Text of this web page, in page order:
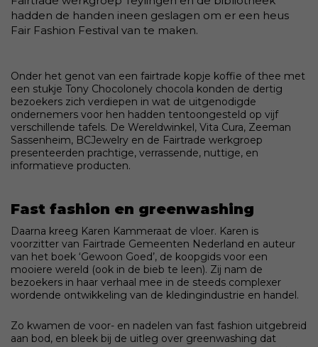
hadden de handen ineen geslagen om er een heus
Fair Fashion Festival van te maken.
Onder het genot van een fairtrade kopje koffie of thee met
een stukje Tony Chocolonely chocola konden de dertig
bezoekers zich verdiepen in wat de uitgenodigde
ondernemers voor hen hadden tentoongesteld op vijf
verschillende tafels. De Wereldwinkel, Vita Cura, Zeeman
Sassenheim, BCJewelry en de Fairtrade werkgroep
presenteerden prachtige, verrassende, nuttige, en
informatieve producten.
Fast fashion en greenwashing
Daarna kreeg Karen Kammeraat de vloer. Karen is
voorzitter van Fairtrade Gemeenten Nederland en auteur
van het boek ‘Gewoon Goed’, de koopgids voor een
mooiere wereld (ook in de bieb te leen). Zij nam de
bezoekers in haar verhaal mee in de steeds complexer
wordende ontwikkeling van de kledingindustrie en handel.
Zo kwamen de voor- en nadelen van fast fashion uitgebreid
aan bod, en bleek bij de uitleg over greenwashing dat